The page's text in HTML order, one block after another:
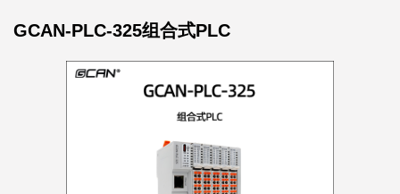
GCAN-PLC-325组合式PLC